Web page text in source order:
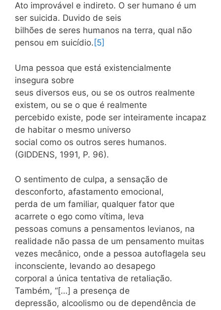
Ato improvável e indireto. O ser humano é um
ser suicida. Duvido de seis
bilhões de seres humanos na terra, qual não
pensou em suicídio. [5]
Uma pessoa que está existencialmente
insegura sobre
seus diversos eus, ou se os outros realmente
existem, ou se o que é realmente
percebido existe, pode ser inteiramente incapaz
de habitar o mesmo universo
social como os outros seres humanos.
(GIDDENS, 1991, P. 96).
O sentimento de culpa, a sensação de
desconforto, afastamento emocional,
perda de um familiar, qualquer fator que
acarrete o ego como vítima, leva
pessoas comuns a pensamentos levianos, na
realidade não passa de um pensamento muitas
vezes mecânico, onde a pessoa autoflagela seu
inconsciente, levando ao desapego
corporal a única tentativa de retaliação.
Também, “[…] a presença de
depressão, alcoolismo ou de dependência de